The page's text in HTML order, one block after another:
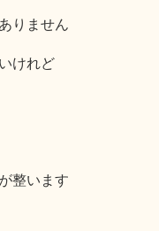
りません
けれど
整います